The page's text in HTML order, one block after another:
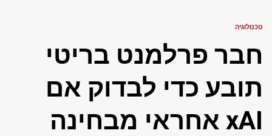
טכנולוגיה
חבר פרלמנט בריטי
תובע כדי לבדוק אם
xAI אחראי מבחינה